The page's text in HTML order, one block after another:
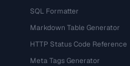
SQL Formatter
Markdown Table Generator
HTTP Status Code Reference
Meta Tags Generator